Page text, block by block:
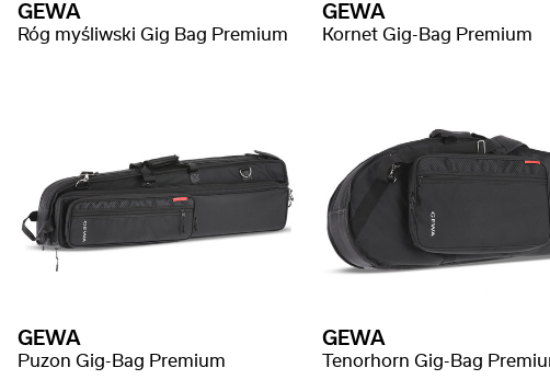
GEWA
Róg myśliwski Gig Bag Premium
GEWA
Kornet Gig-Bag Premium
GEWA
Puzon Gig-Bag Premium
GEWA
Tenorhorn Gig-Bag